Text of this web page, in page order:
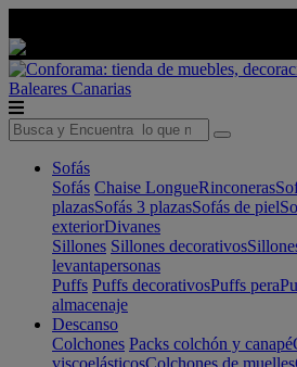
Baleares Canarias
Sofás
Sofás Chaise LongueRinconeras
plazasSofás 3 plazasSofás de piel
exteriorDivanes
Sillones Sillones decorativos
levantapersonas
Puffs Puffs decorativosPuffs pera
almacenaje
Descanso
Colchones Packs colchón y canapé
viscoelásticosColchones de muelles